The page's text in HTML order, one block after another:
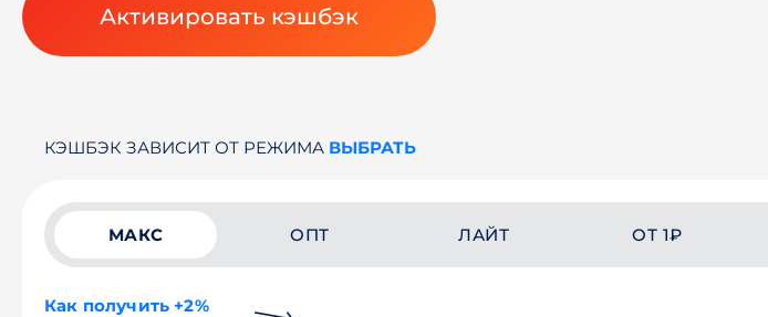
Активировать кэшбэк
КЭШБЭК ЗАВИСИТ ОТ РЕЖИМА ВЫБРАТЬ
МАКС ОПТ ЛАЙТ ОТ 1₽
Как получить +2%